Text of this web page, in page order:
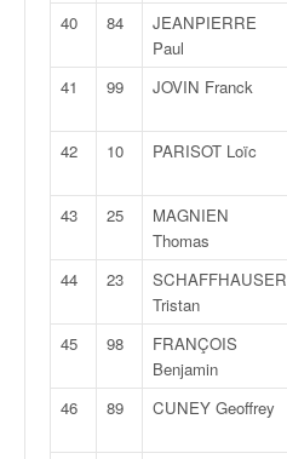
40
84
JEANPIERRE
Paul
41
99 JOVIN Franck
42
10 PARISOT Loïc
43
25
MAGNIEN
Thomas
44
23
SCHAFFHAUSER
Tristan
45
98
FRANÇOIS
Benjamin
46
89 CUNEY Geoffrey